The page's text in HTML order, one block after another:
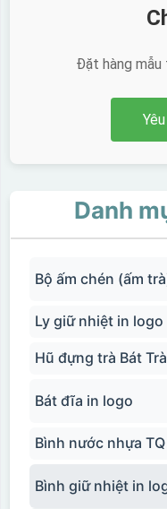
Đặt hàng
Danh
Bộ ấm chén (ấm
Ly giữ nhiệt in logo
Hũ đựng trà Bát
Bát đĩa in logo
Bình nước nhựa TQ
Bình giữ nhiệt in